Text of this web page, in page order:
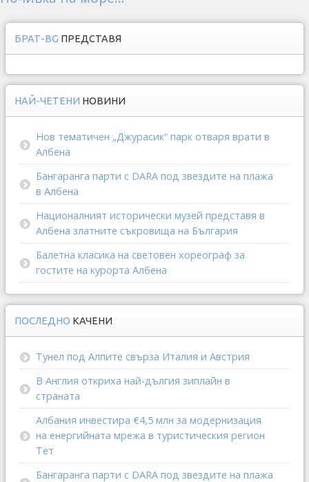
БРАТ-BG ПРЕДСТАВЯ
НАЙ-ЧЕТЕНИ НОВИНИ
Нов тематичен „Джурасик“ парк отваря врати в
Албена
Бангаранга парти с DARA под звездите на плажа
в Албена
Националният исторически музей представя в
Албена златните съкровища на България
Балетна класика на световен хореограф за
гостите на курорта Албена
ПОСЛЕДНО КАЧЕНИ
Тунел под Алпите свърза Италия и Австрия
В Англия откриха най-дългия зиплайн в
страната
Албания инвестира €4,5 млн за модернизация
на енергийната мрежа в туристическия регион
Тет
Бангаранга парти с DARA под звездите на плажа